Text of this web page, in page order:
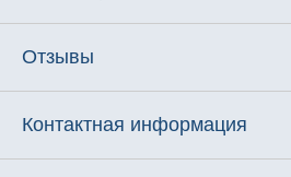
Отзывы
Контактная информация